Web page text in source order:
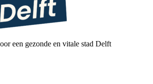
een gezonde en vitale stad Delft